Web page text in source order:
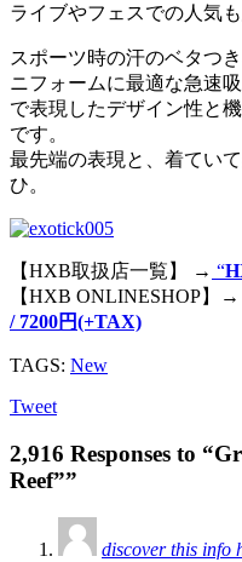
ライブやフェスでの人気も
スポーツ時の汗のベタつ
ニフォームに最適な急速
で表現したデザイン性と
です。
最先端の表現と、着てい
ひ。
【HXB取扱店一覧】 → “
【HXB ONLINESHOP】→
/ 7200円(+TAX)
TAGS: New
Tweet
2,916 Responses to
Reef””
discover this info